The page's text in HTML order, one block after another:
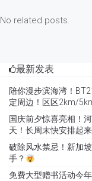
No related posts.
最新发表
陪你漫步滨海湾！
定周边！区区2km/
国庆前夕惊喜亮相！
天！长周末快安排起
破除风水禁忌！新加
手？
免费大型赠书活动今